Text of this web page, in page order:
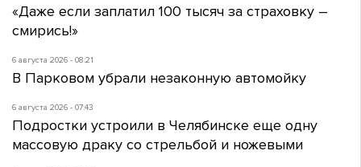
«Даже если заплатил 100 тысяч за страховку –
смирись!»
6 августа 2026 - 08:21
В Парковом убрали незаконную автомойку
6 августа 2026 - 07:43
Подростки устроили в Челябинске еще одну
массовую драку со стрельбой и ножевыми